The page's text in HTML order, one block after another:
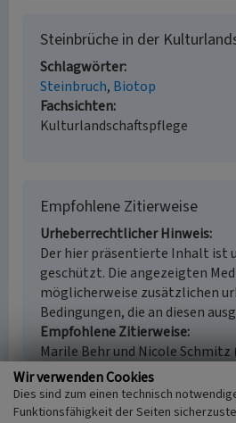
Steinbrüche in der
Schlagwörter
Steinbruch Biotop
Fachsichten
Kulturlandschaftspflege
Empfohlene Zitierweise
Urheberrechtlicher Hinweis
Der hier präsentierte Inhalt ist
geschützt. Die angezeigten
möglicherweise zusätzlichen
Bedingungen, die an diesen
Empfohlene Zitierweise
Marile Behr und Nicole Schmitz
in der Kulturlandschaft”. In:
Kultur.Landschaft.Digital. URL:
https://www.kuladig.de/
Wir verwenden Cookies
Dies sind zum einen technisch
Funktionsfähigkeit der Seiten